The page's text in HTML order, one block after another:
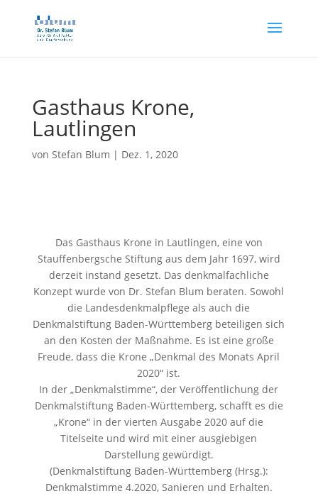
Gasthaus Krone,
Lautlingen
von Stefan Blum | Dez. 1, 2020
Das Gasthaus Krone in Lautlingen, eine von
Stauffenbergsche Stiftung aus dem Jahr 1697, wird
derzeit instand gesetzt. Das denkmalfachliche
Konzept wurde von Dr. Stefan Blum beraten. Sowohl
die Landesdenkmalpflege als auch die
Denkmalstiftung Baden-Württemberg beteiligen sich
an den Kosten der Maßnahme. Es ist eine große
Freude, dass die Krone „Denkmal des Monats April
2020“ ist.
In der „Denkmalstimme“, der Veröffentlichung der
Denkmalstiftung Baden-Württemberg, schafft es die
„Krone“ in der vierten Ausgabe 2020 auf die
Titelseite und wird mit einer ausgiebigen
Darstellung gewürdigt.
(Denkmalstiftung Baden-Württemberg (Hrsg.):
Denkmalstimme 4.2020, Sanieren und Erhalten.